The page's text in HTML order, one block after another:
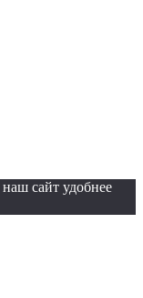
сайт удобнее